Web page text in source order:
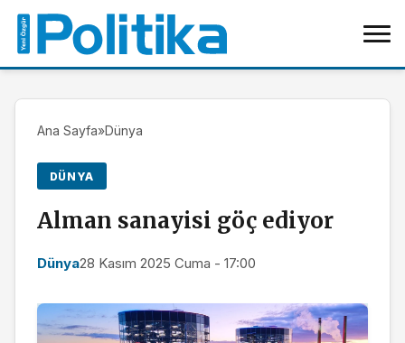
Ana Sayfa»Dünya
DÜNYA
Alman sanayisi göç ediyor
Dünya28 Kasım 2025 Cuma - 17:00